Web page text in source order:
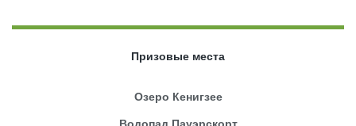
Призовые места
Озеро Кенигзее